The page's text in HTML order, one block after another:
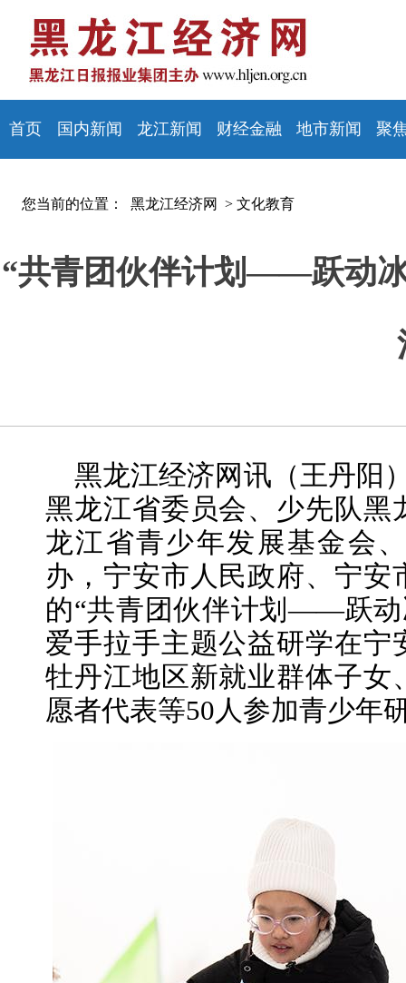
首页 国内新闻 龙江新闻 财经金融 地市新闻 聚
您当前的位置： 黑龙江经济网 > 文化教育
“共青团伙伴计划——跃动
黑龙江经济网讯（王丹阳
黑龙江省委员会、少先队黑
龙江省青少年发展基金会
办，宁安市人民政府、宁
的“共青团伙伴计划——跃动
爱手拉手主题公益研学在
牡丹江地区新就业群体子女
愿者代表等50人参加青少年